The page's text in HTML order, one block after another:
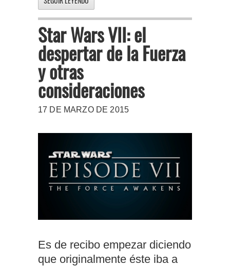
Star Wars VII: el
despertar de la Fuerza
y otras
consideraciones
17 DE MARZO DE 2015
Es de recibo empezar diciendo
que originalmente éste iba a